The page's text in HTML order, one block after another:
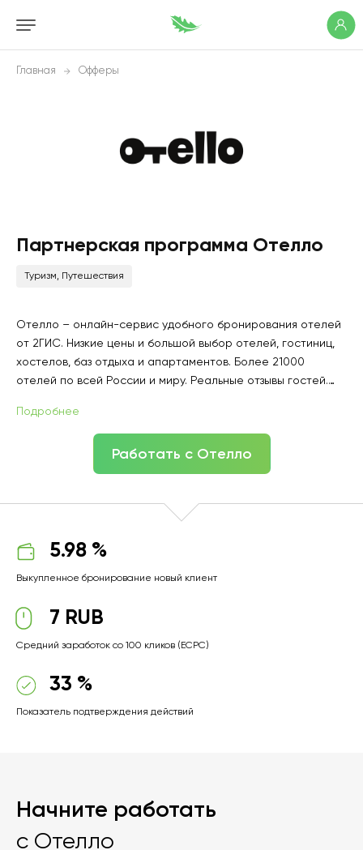
Главная Офферы
Партнерская программа Отелло
Туризм, Путешествия
Отелло – онлайн-сервис удобного бронирования отелей
от 2ГИС. Низкие цены и большой выбор отелей, гостиниц,
хостелов, баз отдыха и апартаментов. Более 21000
отелей по всей России и миру. Реальные отзывы гостей.
СберСпасибо. Кэшбэк бонусами СберСпасибо (10% при
первом бронировании, 5% при повторном). Надежная
поддержка 24/7 и гарантия заселения.
Подробнее
Работать с Отелло
5.98 %
Выкупленное бронирование новый клиент
7 RUB
Средний заработок со 100 кликов (ECPC)
33 %
Показатель подтверждения действий
Начните работать
с Отелло